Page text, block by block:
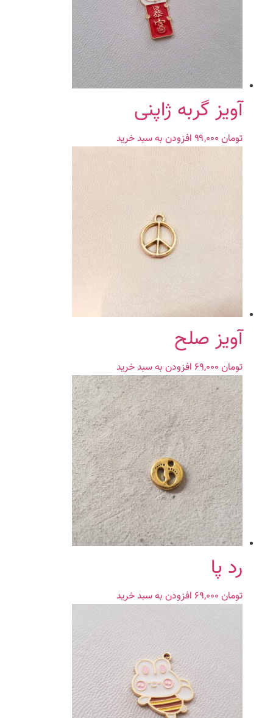
آویز گربه ژاپنی
تومان افزودن به سبد خرید
آویز صلح
تومان افزودن به سبد خرید
رد پا
تومان افزودن به سبد خرید